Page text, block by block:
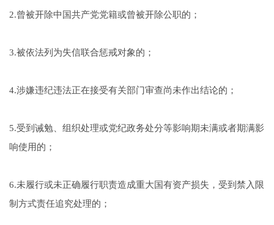
2.曾被开除中国共产党党籍或曾被开除公职的；
3.被依法列为失信联合惩戒对象的；
4.涉嫌违纪违法正在接受有关部门审查尚未作出结论的；
5.受到诫勉、组织处理或党纪政务处分等影响期未满或者期满影
响使用的；
6.未履行或未正确履行职责造成重大国有资产损失，受到禁入限
制方式责任追究处理的；